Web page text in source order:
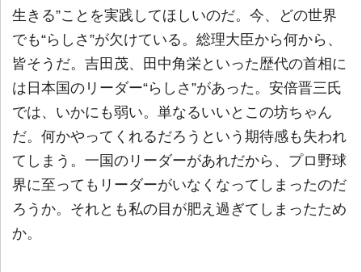
生きる”ことを実践してほしいのだ。今、どの世界
でも“らしさ”が欠けている。総理大臣から何から、
皆そうだ。吉田茂、田中角栄といった歴代の首相に
は日本国のリーダー“らしさ”があった。安倍晋三氏
では、いかにも弱い。単なるいいとこの坊ちゃん
だ。何かやってくれるだろうという期待感も失われ
てしまう。一国のリーダーがあれだから、プロ野球
界に至ってもリーダーがいなくなってしまったのだ
ろうか。それとも私の目が肥え過ぎてしまったため
か。